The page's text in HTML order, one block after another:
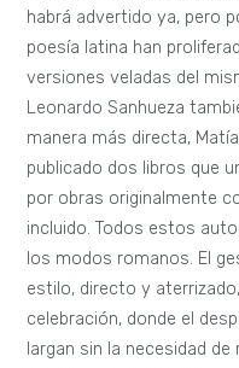
habrá advertido ya, pero
poesía latina han
versiones veladas del
Leonardo Sanhueza
manera más directa,
publicado dos libros que
por obras originalmente
incluido. Todos estos
los modos romanos. El
estilo, directo y
celebración, donde el
largan sin la necesidad